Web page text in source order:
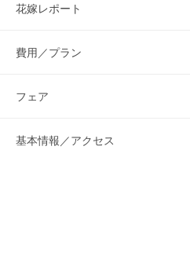
花嫁レポート
費用／プラン
フェア
基本情報／アクセス